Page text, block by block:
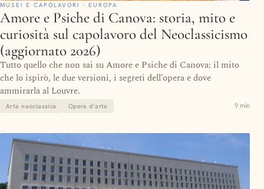
MUSEI E CAPOLAVORI · EUROPA
Amore e Psiche di Canova: storia, mito e
curiosità sul capolavoro del Neoclassicismo
(aggiornato 2026)
Tutto quello che non sai su Amore e Psiche di Canova: il mito
che lo ispirò, le due versioni, i segreti dell’opera e dove
ammirarla al Louvre.
Arte neoclassica Opere d’arte 9 min